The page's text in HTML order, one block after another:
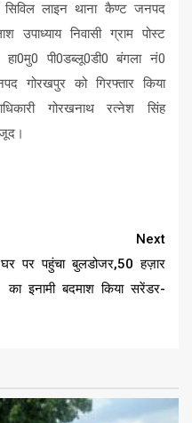
सिविल लाइन थाना कैण्ट जनपद
उपाध्याय निवासी ग्राम पोस्ट
पी0डब्लू0डी0 बंगला नं0
गोरखपुर को गिरफ्तार किया
गोरखनाथ रत्नेश सिंह
Next
घर पर पहुंचा बुलडोजर,50 हज़ार
का इनामी बदमाश किया सरेंडर-